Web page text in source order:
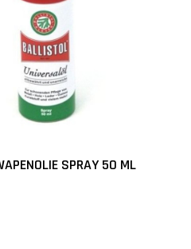
SPRAY 50 ML